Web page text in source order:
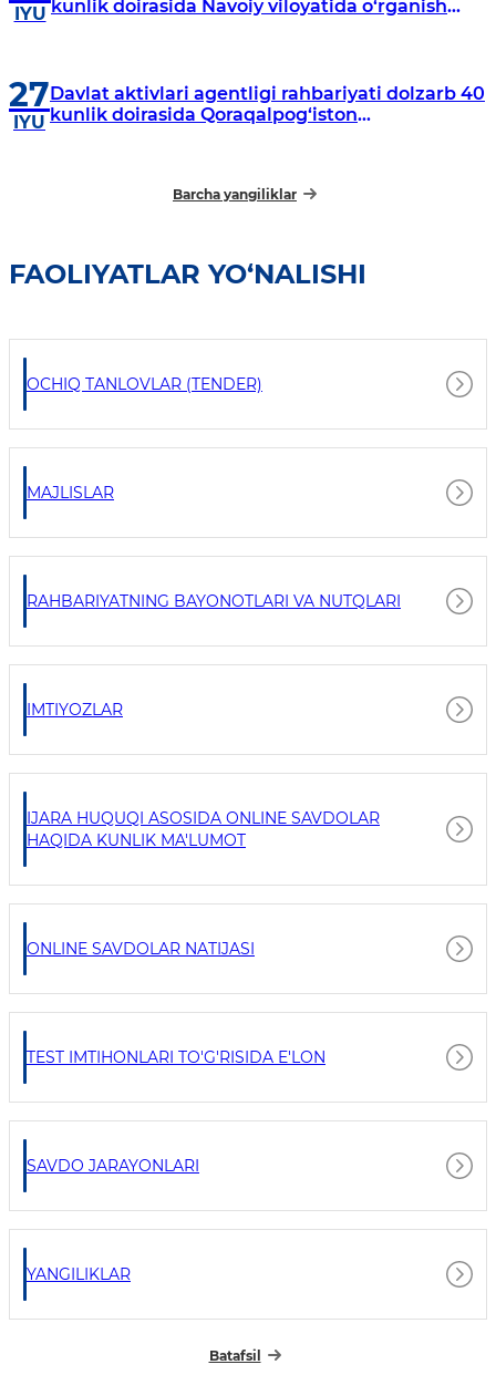
IYU kunlik doirasida Navoiy viloyatida o‘rganish
27
IYU
Davlat aktivlari agentligi rahbariyati dolzarb 40
kunlik doirasida Qoraqalpog‘iston
Barcha yangiliklar
FAOLIYATLAR YO‘NALISHI
OCHIQ TANLOVLAR (TENDER)
MAJLISLAR
RAHBARIYATNING BAYONOTLARI VA NUTQLARI
IMTIYOZLAR
IJARA HUQUQI ASOSIDA ONLINE SAVDOLAR
HAQIDA KUNLIK MA'LUMOT
ONLINE SAVDOLAR NATIJASI
TEST IMTIHONLARI TO'G'RISIDA E'LON
SAVDO JARAYONLARI
YANGILIKLAR
Batafsil